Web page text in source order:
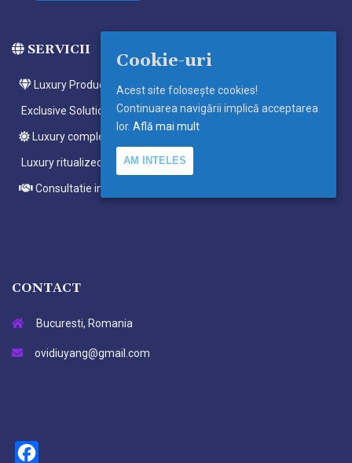
SERVICII
Luxury Products
Exclusive Solutions
Luxury complete ritualized meditations
Luxury ritualized meditations
Consultatie individuala
CONTACT
Bucuresti, Romania
ovidiuyang@gmail.com
Cookie-uri
Acest site foloseşte cookies!
Continuarea navigării implică acceptarea
lor. Află mai mult
AM INTELES